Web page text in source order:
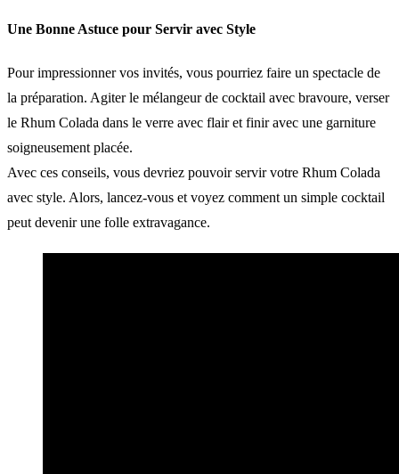
Une Bonne Astuce pour Servir avec Style
Pour impressionner vos invités, vous pourriez faire un spectacle de
la préparation. Agiter le mélangeur de cocktail avec bravoure, verser
le Rhum Colada dans le verre avec flair et finir avec une garniture
soigneusement placée.
Avec ces conseils, vous devriez pouvoir servir votre Rhum Colada
avec style. Alors, lancez-vous et voyez comment un simple cocktail
peut devenir une folle extravagance.